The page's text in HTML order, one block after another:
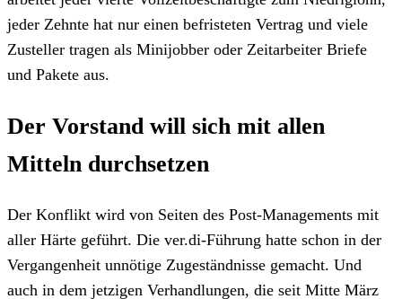
jeder Zehnte hat nur einen befristeten Vertrag und viele
Zusteller tragen als Minijobber oder Zeitarbeiter Briefe
und Pakete aus.
Der Vorstand will sich mit allen
Mitteln durchsetzen
Der Konflikt wird von Seiten des Post-Managements mit
aller Härte geführt. Die ver.di-Führung hatte schon in der
Vergangenheit unnötige Zugeständnisse gemacht. Und
auch in dem jetzigen Verhandlungen, die seit Mitte März